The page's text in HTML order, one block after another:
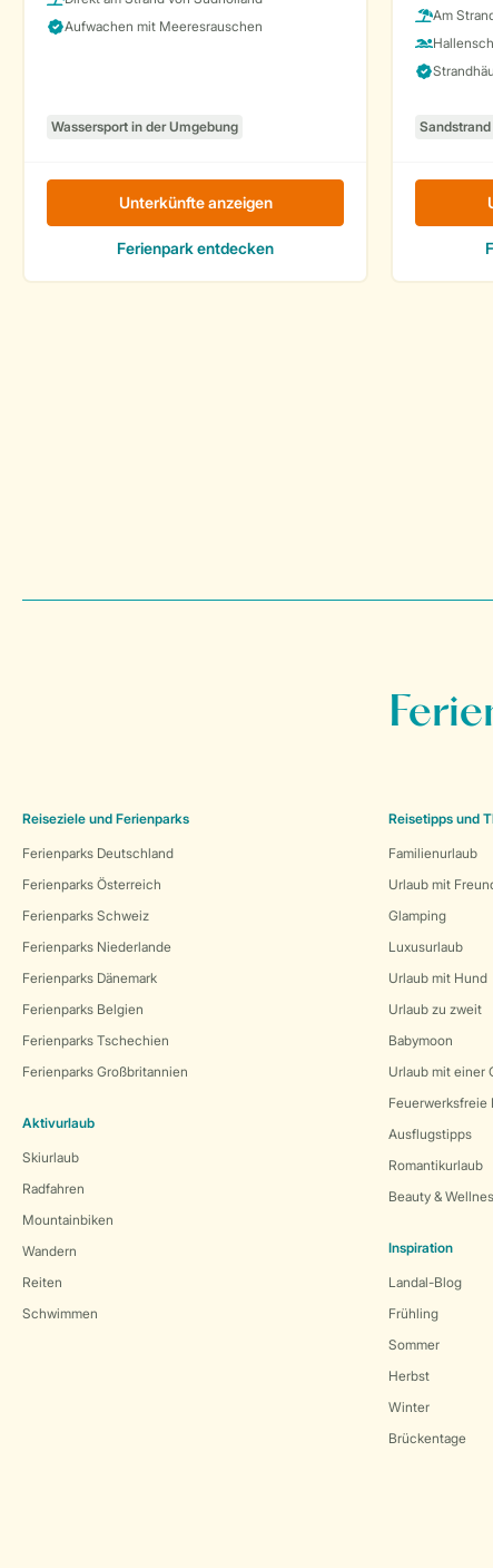
Reiseziele und Ferienparks
Ferienparks Deutschland
Ferienparks Österreich
Ferienparks Schweiz
Ferienparks Niederlande
Ferienparks Dänemark
Ferienparks Belgien
Ferienparks Tschechien
Ferienparks Großbritannien
Aktivurlaub
Skiurlaub
Radfahren
Mountainbiken
Wandern
Reiten
Schwimmen
Reisetipps und
Familienurlaub
Urlaub mit
Glamping
Luxusurlaub
Urlaub mit Hund
Urlaub zu zweit
Babymoon
Urlaub mit einer
Feuerwerksfreie
Ausflugstipps
Romantikurlaub
Beauty &
Inspiration
Landal-Blog
Frühling
Sommer
Herbst
Winter
Brückentage